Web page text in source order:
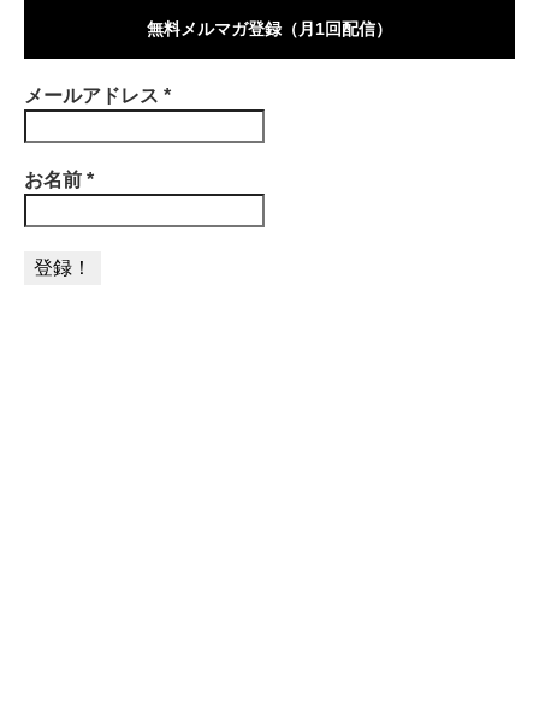
無料メルマガ登録（月1回配信）
メールアドレス *
お名前 *